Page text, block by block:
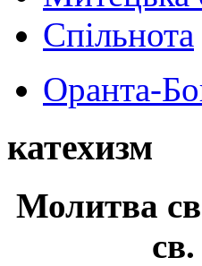
Спільнота
Оранта-
катехизм
Молитва